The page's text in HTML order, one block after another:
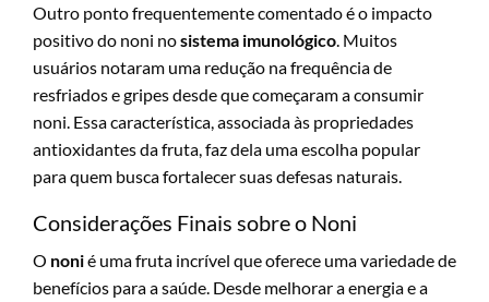
Outro ponto frequentemente comentado é o impacto
positivo do noni nosistema imunológico . Muitos
usuários notaram uma redução na frequência de
resfriados e gripes desde que começaram a consumir
noni. Essa característica, associada às propriedades
antioxidantes da fruta, faz dela uma escolha popular
para quem busca fortalecer suas defesas naturais.
Considerações Finais sobre o Noni
O nonié uma fruta incrível que oferece uma variedade de
benefícios para a saúde. Desde melhorar a energia e a